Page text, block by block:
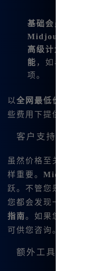
基础会员
Midjourney 内网版
高级计划
能 ，如与
项。
以 全网最低价
为基础，
些费用下提供如此全面
客户支持与社区
虽然价格至关重要，但
样重要。 Midjourney 中
跃。不管您是在开始艺
您都会发现一系列为
指南。如果您在使用中
可供您咨询。
额外工具与奖励